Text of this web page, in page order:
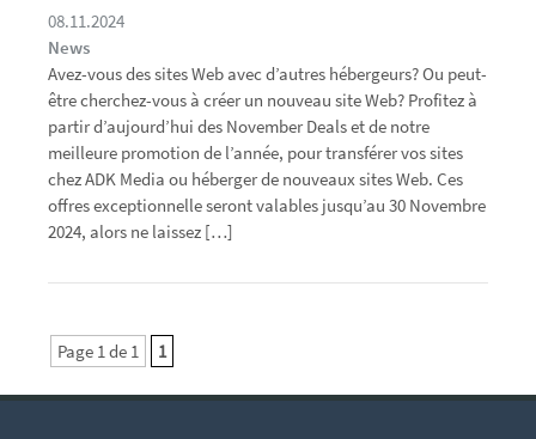
08.11.2024
News
Avez-vous des sites Web avec d’autres hébergeurs? Ou peut-
être cherchez-vous à créer un nouveau site Web? Profitez à
partir d’aujourd’hui des November Deals et de notre
meilleure promotion de l’année, pour transférer vos sites
chez ADK Media ou héberger de nouveaux sites Web. Ces
offres exceptionnelle seront valables jusqu’au 30 Novembre
2024, alors ne laissez […]
Page 1 de 1 1